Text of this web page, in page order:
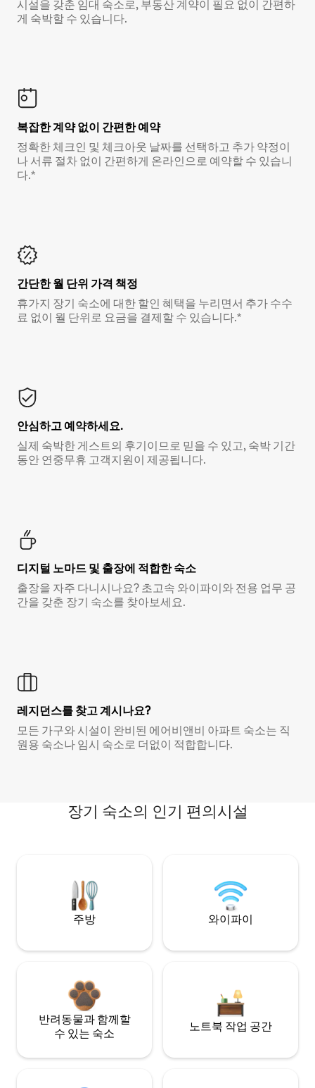
시설을 갖춘 임대 숙소로, 부동산 계약이 필요 없이 간편하
게 숙박할 수 있습니다.
복잡한 계약 없이 간편한 예약
정확한 체크인 및 체크아웃 날짜를 선택하고 추가 약정이
나 서류 절차 없이 간편하게 온라인으로 예약할 수 있습니
다.*
간단한 월 단위 가격 책정
휴가지 장기 숙소에 대한 할인 혜택을 누리면서 추가 수수
료 없이 월 단위로 요금을 결제할 수 있습니다.*
안심하고 예약하세요.
실제 숙박한 게스트의 후기이므로 믿을 수 있고, 숙박 기간
동안 연중무휴 고객지원이 제공됩니다.
디지털 노마드 및 출장에 적합한 숙소
출장을 자주 다니시나요? 초고속 와이파이와 전용 업무 공
간을 갖춘 장기 숙소를 찾아보세요.
레지던스를 찾고 계시나요?
모든 가구와 시설이 완비된 에어비앤비 아파트 숙소는 직
원용 숙소나 임시 숙소로 더없이 적합합니다.
장기 숙소의 인기 편의시설
주방 와이파이
반려동물과 함께할
수 있는 숙소
노트북 작업 공간